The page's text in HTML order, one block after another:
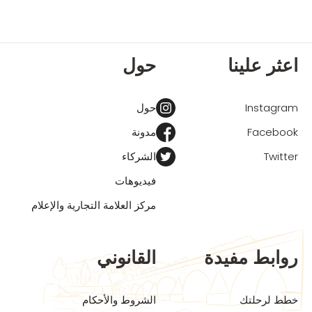
اعثر علينا
Instagram
Facebook
Twitter
حول
حول
مدونة
الشركاء
فيديوهات
مركز العلامة التجارية والإعلام
روابط مفيدة
خطط لرحلتك
القانوني
الشروط والأحكام